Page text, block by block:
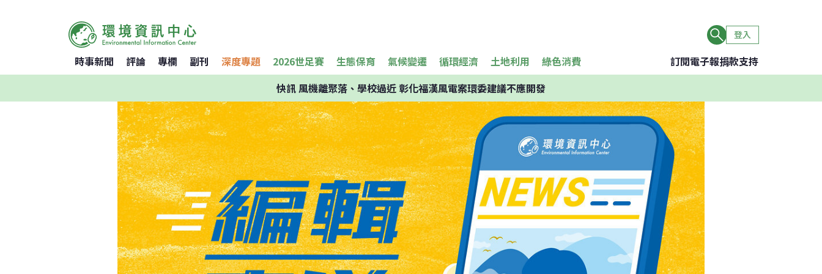
登入
時事新聞 評論 專欄 副刊 深度專題 2026世足賽 生態保育 氣候變遷 循環經濟 土地利用 綠色消費 訂閱電子報捐款支持
快訊風機離聚落、學校過近 彰化福漢風電案環委建議不應開發